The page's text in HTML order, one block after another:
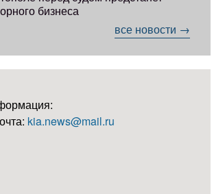
бизнеса
все новости →
kia.news@mail.ru